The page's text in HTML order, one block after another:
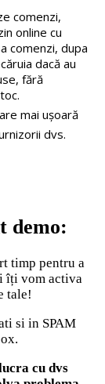
comenzi,
online cu
comenzi, dupa
dacă au
fără
mai ușoară
dvs.